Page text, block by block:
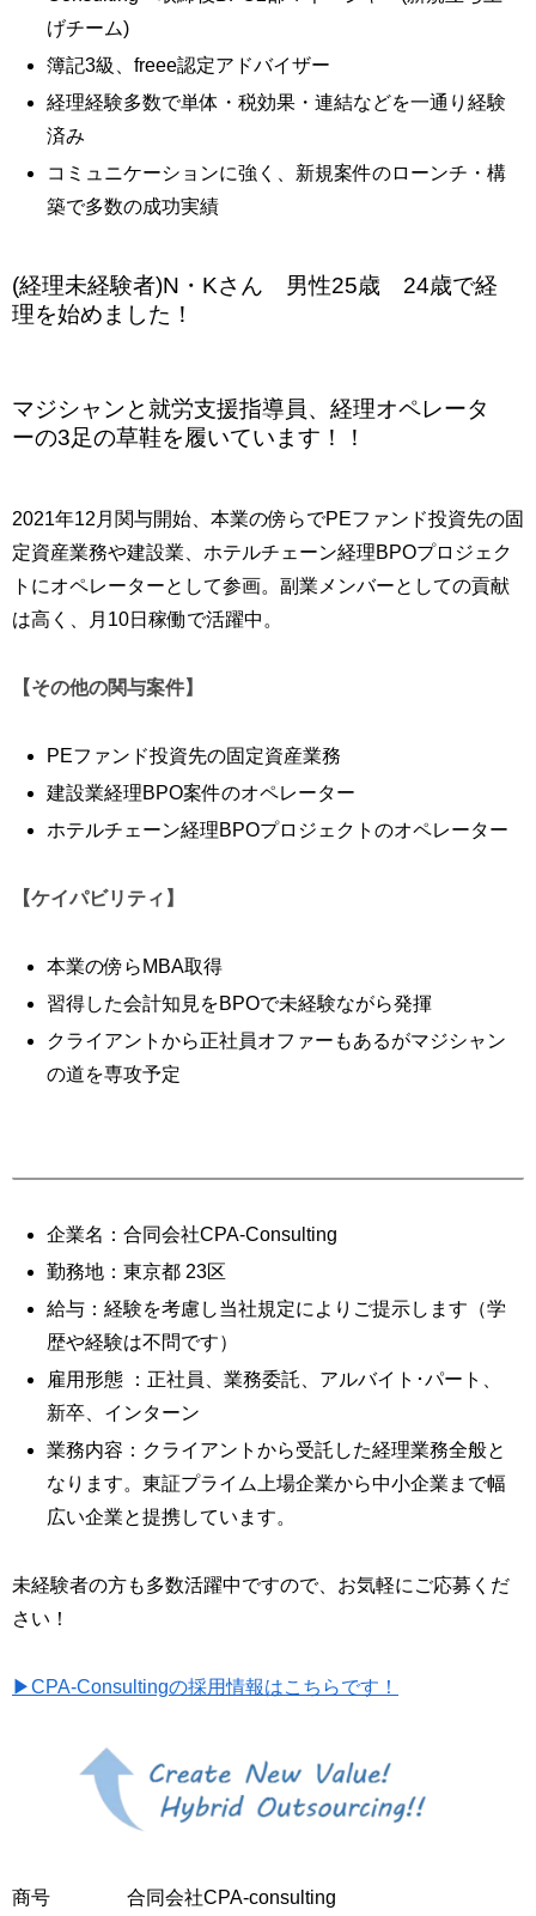
げチーム)
簿記3級、freee認定アドバイザー
経理経験多数で単体・税効果・連結などを一通り経験
済み
コミュニケーションに強く、新規案件のローンチ・構
築で多数の成功実績
(経理未経験者)N・Kさん 男性25歳 24歳で経
理を始めました！
マジシャンと就労支援指導員、経理オペレータ
ーの3足の草鞋を履いています！！
2021年12月関与開始、本業の傍らでPEファンド投資先の固
定資産業務や建設業、ホテルチェーン経理BPOプロジェク
トにオペレーターとして参画。副業メンバーとしての貢献
は高く、月10日稼働で活躍中。
【その他の関与案件】
PEファンド投資先の固定資産業務
建設業経理BPO案件のオペレーター
ホテルチェーン経理BPOプロジェクトのオペレーター
【ケイパビリティ】
本業の傍らMBA取得
習得した会計知見をBPOで未経験ながら発揮
クライアントから正社員オファーもあるがマジシャン
の道を専攻予定
企業名：合同会社CPA-Consulting
勤務地：東京都 23区
給与：経験を考慮し当社規定によりご提示します（学
歴や経験は不問です）
雇用形態 ：正社員、業務委託、アルバイト･パート、
新卒、インターン
業務内容：クライアントから受託した経理業務全般と
なります。東証プライム上場企業から中小企業まで幅
広い企業と提携しています。
未経験者の方も多数活躍中ですので、お気軽にご応募くだ
さい！
▶︎CPA-Consultingの採用情報はこちらです！
商号 合同会社CPA-consulting